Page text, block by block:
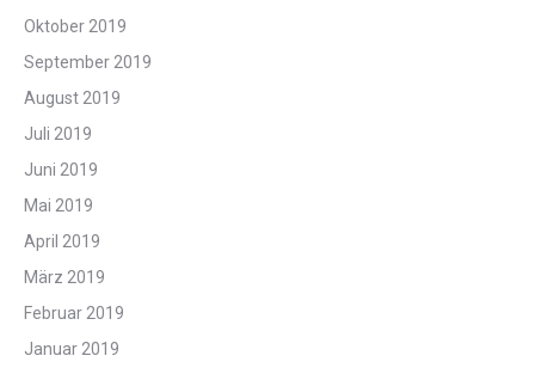
Oktober 2019
September 2019
August 2019
Juli 2019
Juni 2019
Mai 2019
April 2019
März 2019
Februar 2019
Januar 2019